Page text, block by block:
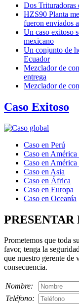
Dos Trituradoras
HZS90 Planta
fueron enviados
Un caso exitoso
mexicano
Un conjunto de
Ecuador
Mezclador de
entrega
Mezclador de
Caso Exitoso
Caso en Perú
Caso en América
Caso en
Caso en Asia
Caso en África
Caso en Europa
Caso en Oceanía
Prometemos que toda
favor, tenga la
que nuestro gerente de
consecuencia.
Nombre:
Teléfono: